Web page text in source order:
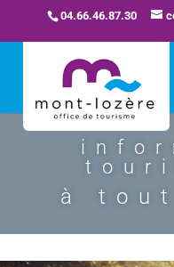
04.66.46.87.30
à tout